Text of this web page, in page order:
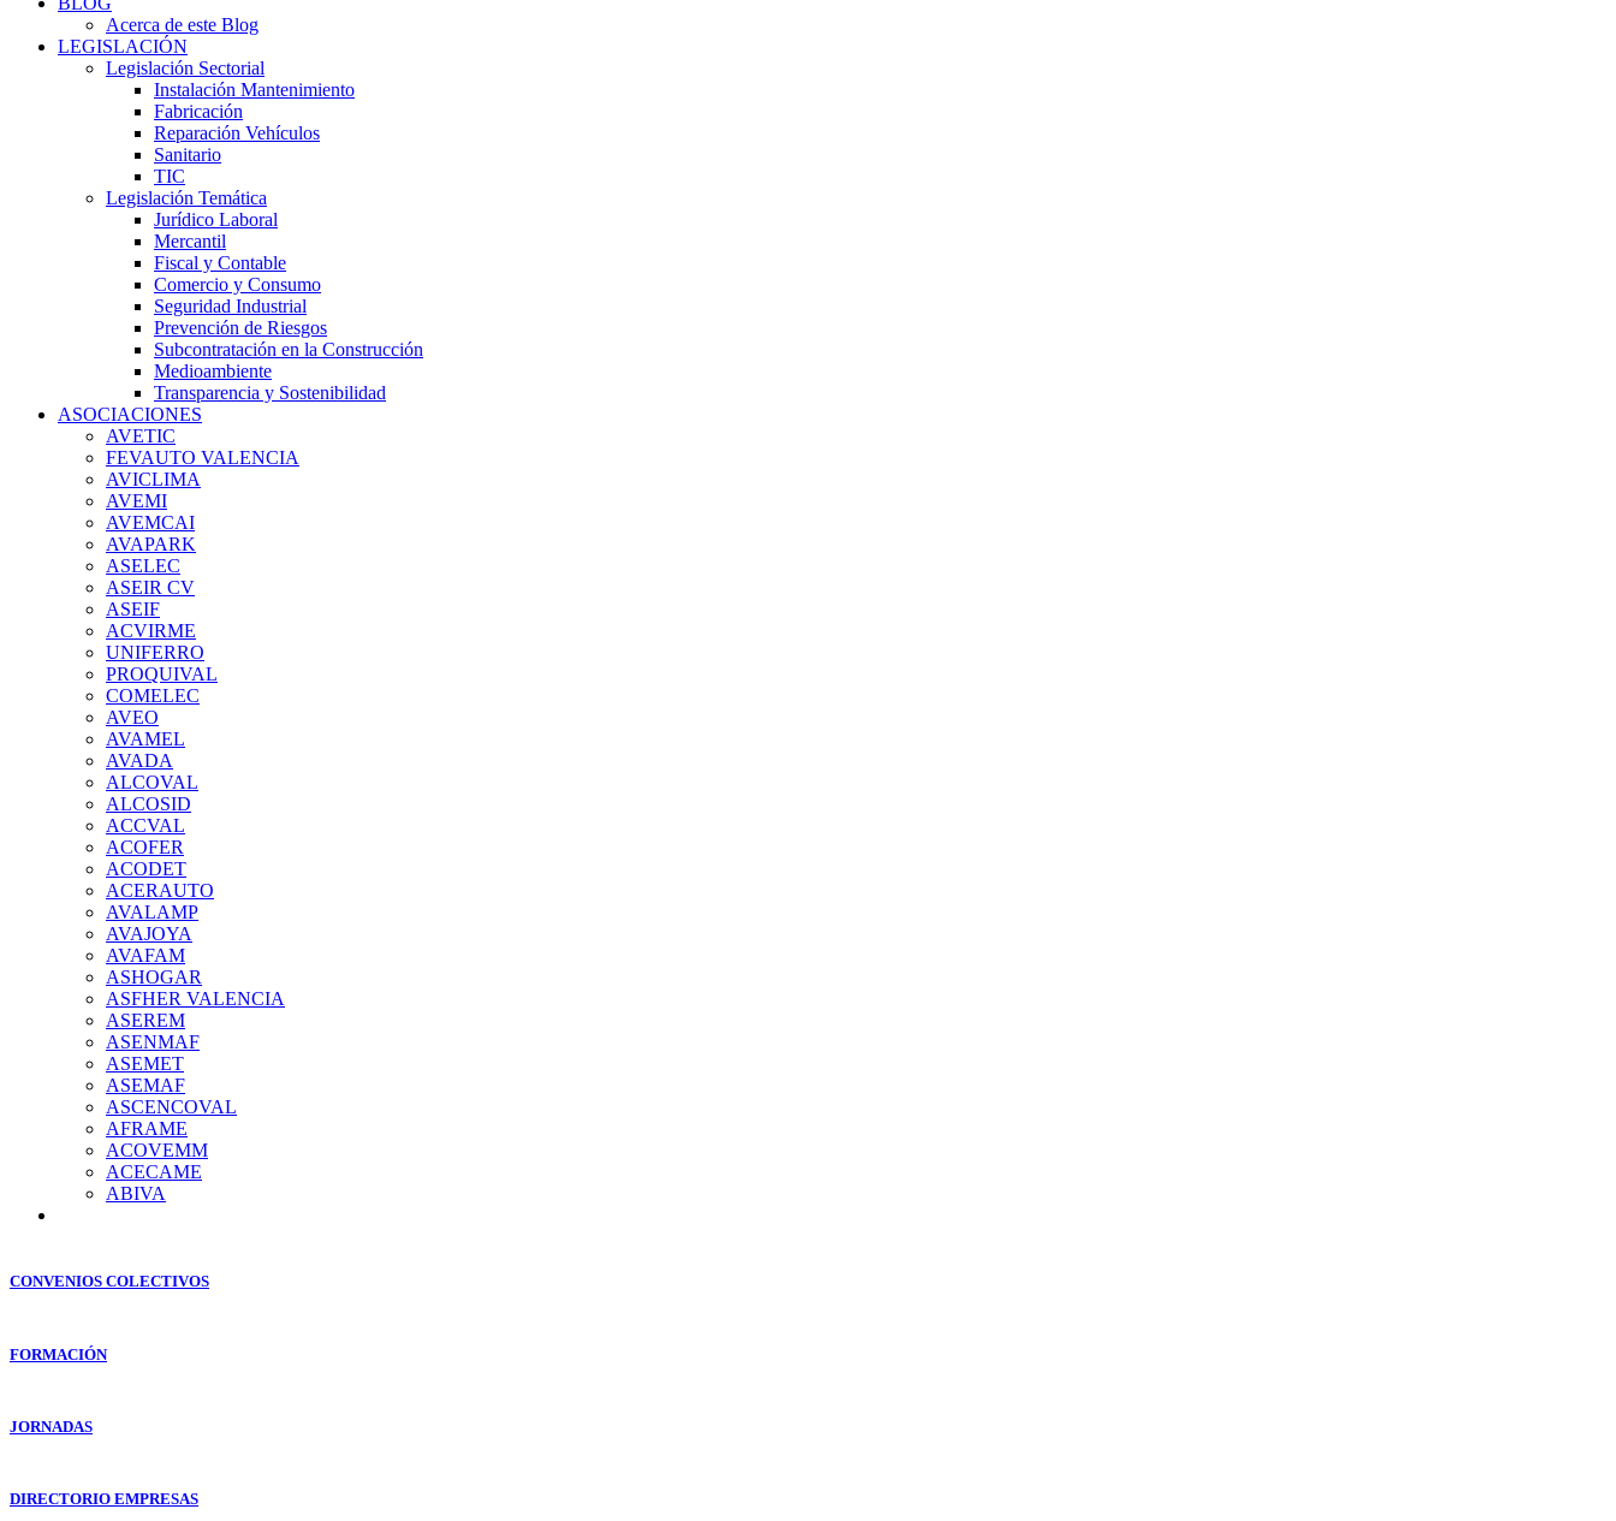
Acerca de este Blog
LEGISLACIÓN
Legislación Sectorial
Instalación Mantenimiento
Fabricación
Reparación Vehículos
Sanitario
TIC
Legislación Temática
Jurídico Laboral
Mercantil
Fiscal y Contable
Comercio y Consumo
Seguridad Industrial
Prevención de Riesgos
Subcontratación en la Construcción
Medioambiente
Transparencia y Sostenibilidad
ASOCIACIONES
AVETIC
FEVAUTO VALENCIA
AVICLIMA
AVEMI
AVEMCAI
AVAPARK
ASELEC
ASEIR CV
ASEIF
ACVIRME
UNIFERRO
PROQUIVAL
COMELEC
AVEO
AVAMEL
AVADA
ALCOVAL
ALCOSID
ACCVAL
ACOFER
ACODET
ACERAUTO
AVALAMP
AVAJOYA
AVAFAM
ASHOGAR
ASFHER VALENCIA
ASEREM
ASENMAF
ASEMET
ASEMAF
ASCENCOVAL
AFRAME
ACOVEMM
ACECAME
ABIVA
CONVENIOS COLECTIVOS
FORMACIÓN
JORNADAS
DIRECTORIO EMPRESAS